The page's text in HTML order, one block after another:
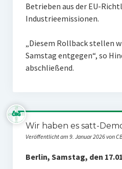
Betrieben aus der EU-
Industrieemissionen.
„Diesem Rollback stellen
Samstag entgegen“, so
abschließend.
Wir haben es satt-
Veröffentlicht am 9. Januar 2026 von
Berlin, Samstag, den